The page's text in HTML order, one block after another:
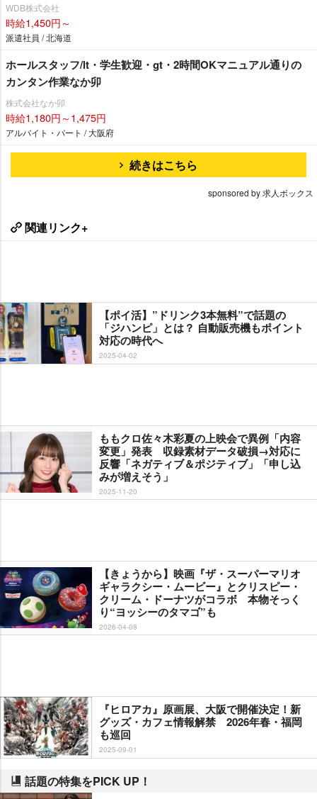
WDB株式会社
時給1,450円～
派遣社員 / 北海道
ホールスタッフ/lt・学生歓迎・gt・2時間OKマニュアル通りの
カンタン作業なか卯
株式会社なか卯
時給1,180円～1,475円
アルバイト・パート / 大阪府
続きはこちら
sponsored by 求人ボックス
関連リンク+
【ポイ活】”ドリンク3本無料”で話題の
「ジハンピ」とは？ 自動販売機もポイント
対応の時代へ
2025-04-02
ももクロ佐々木彩夏の上映会で異例「内容
変更」発表 収録素材データ破損→対応に
反響「ネガティブ＆ポジティブ」「申し込
みが増えそう」
2025-11-20
【きょうから】映画『ザ・スーパーマリオ
ギャラクシー・ムービー』とクリスピー・
クリーム・ドーナツがコラボ 本物そっく
り“ヨッシーのタマゴ”も
2026-04-08
『ヒロアカ』原画展、大阪で開催決定！新
グッズ・カフェ情報解禁 2026年春・福岡
も巡回
2025-09-01
話題の特集をPICK UP！